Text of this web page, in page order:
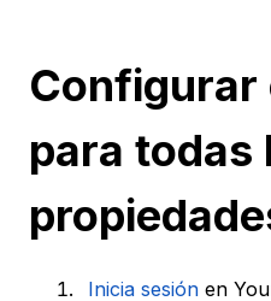
Configurar
para todas
Inicia sesión en